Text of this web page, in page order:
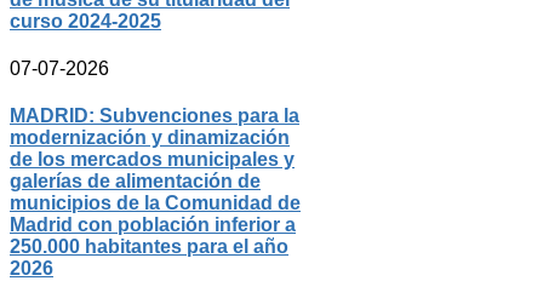
curso 2024-2025
07-07-2026
MADRID: Subvenciones para la
modernización y dinamización
de los mercados municipales y
galerías de alimentación de
municipios de la Comunidad de
Madrid con población inferior a
250.000 habitantes para el año
2026